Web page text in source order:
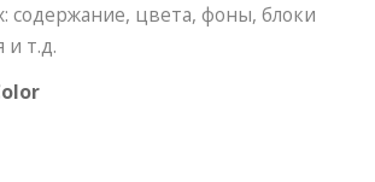
содержание, цвета, фоны, блоки
и т.д.